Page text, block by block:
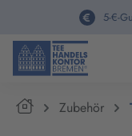
5-€-
HomeZubehör